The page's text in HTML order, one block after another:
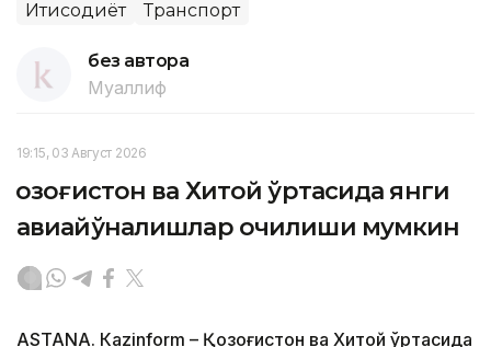
Иқтисодиёт Транспорт
без автора
Муаллиф
19:15, 03 Август 2026
Қозоғистон ва Хитой ўртасида янги
авиайўналишлар очилиши мумкин
ASTANА. Кazinform – Қозоғистон ва Хитой ўртасида